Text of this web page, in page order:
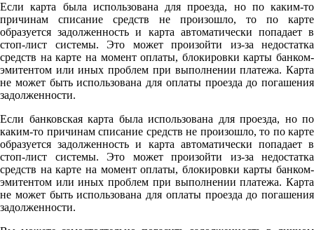
Если карта была использована для проезда, но по каким-то
причинам списание средств не произошло, то по карте
образуется задолженность и карта автоматически попадает в
стоп-лист системы. Это может произойти из-за недостатка
средств на карте на момент оплаты, блокировки карты банком-
эмитентом или иных проблем при выполнении платежа. Карта
не может быть использована для оплаты проезда до погашения
задолженности.
Если банковская карта была использована для проезда, но по
каким-то причинам списание средств не произошло, то по карте
образуется задолженность и карта автоматически попадает в
стоп-лист системы. Это может произойти из-за недостатка
средств на карте на момент оплаты, блокировки карты банком-
эмитентом или иных проблем при выполнении платежа. Карта
не может быть использована для оплаты проезда до погашения
задолженности.